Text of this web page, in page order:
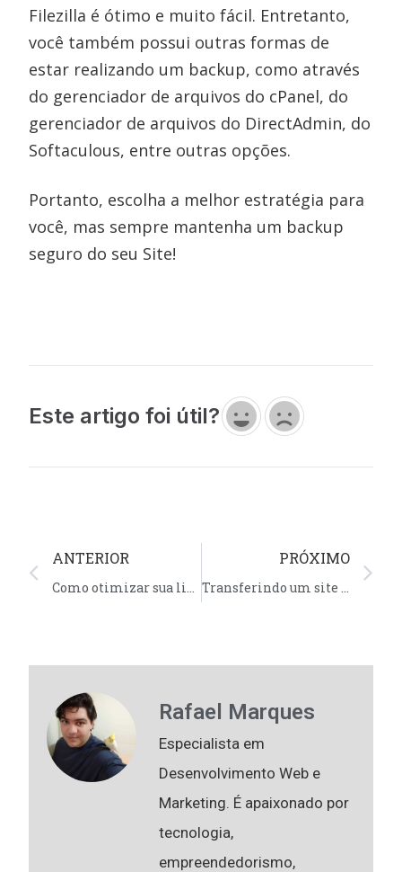
Filezilla é ótimo e muito fácil. Entretanto,
você também possui outras formas de
estar realizando um backup, como através
do gerenciador de arquivos do cPanel, do
gerenciador de arquivos do DirectAdmin, do
Softaculous, entre outras opções.
Portanto, escolha a melhor estratégia para
você, mas sempre mantenha um backup
seguro do seu Site!
Este artigo foi útil?
ANTERIOR PRÓXIMO
Rafael Marques
Especialista em
Desenvolvimento Web e
Marketing. É apaixonado por
tecnologia,
empreendedorismo,